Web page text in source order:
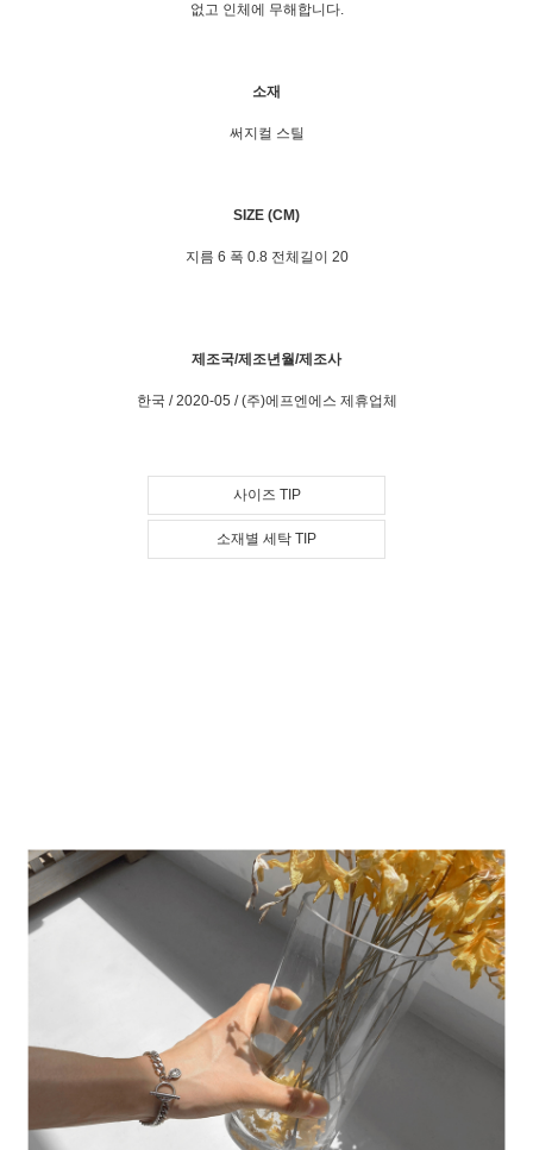
없고 인체에 무해합니다.
소재
써지컬 스틸
SIZE (CM)
지름 6 폭 0.8 전체길이 20
제조국/제조년월/제조사
한국 / 2020-05 / (주)에프엔에스 제휴업체
사이즈 TIP
소재별 세탁 TIP